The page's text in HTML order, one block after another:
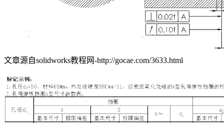
文章源自solidworks教程网-http://gocae.com/3633.html